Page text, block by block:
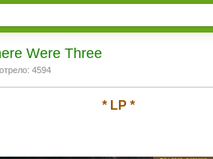
Were Three
4594
* LP *